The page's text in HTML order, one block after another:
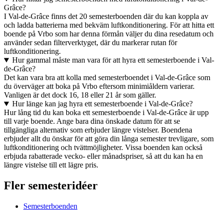
Grâce?
I Val-de-Grâce finns det 20 semesterboenden där du kan koppla av
och ladda batterierna med bekväm luftkonditionering. För att hitta ett
boende på Vrbo som har denna förmån väljer du dina resedatum och
använder sedan filterverktyget, där du markerar rutan för
luftkonditionering.
Hur gammal måste man vara för att hyra ett semesterboende i Val-
de-Grâce?
Det kan vara bra att kolla med semesterboendet i Val-de-Grâce som
du överväger att boka på Vrbo eftersom minimiåldern varierar.
Vanligen är det dock 16, 18 eller 21 år som gäller.
Hur länge kan jag hyra ett semesterboende i Val-de-Grâce?
Hur lång tid du kan boka ett semesterboende i Val-de-Grâce är upp
till varje boende. Ange bara dina önskade datum för att se
tillgängliga alternativ som erbjuder längre vistelser. Boendena
erbjuder allt du önskar för att göra din långa semester trevligare, som
luftkonditionering och tvättmöjligheter. Vissa boenden kan också
erbjuda rabatterade vecko- eller månadspriser, så att du kan ha en
längre vistelse till ett lägre pris.
Fler semesteridéer
Semesterboenden